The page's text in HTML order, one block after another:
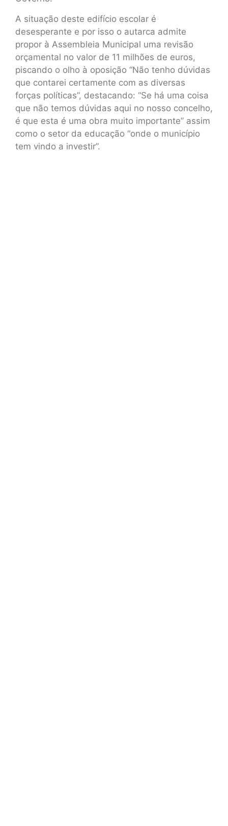
A situação deste edifício escolar é
desesperante e por isso o autarca admite
propor à Assembleia Municipal uma revisão
orçamental no valor de 11 milhões de euros,
piscando o olho à oposição “Não tenho dúvidas
que contarei certamente com as diversas
forças políticas”, destacando: “Se há uma coisa
que não temos dúvidas aqui no nosso concelho,
é que esta é uma obra muito importante” assim
como o setor da educação “onde o município
tem vindo a investir”.